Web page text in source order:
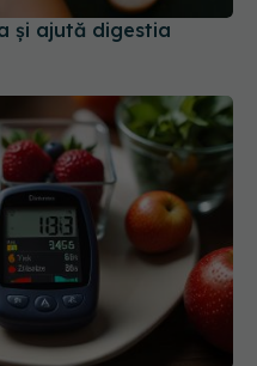
reduce glicemia cu
pentru diabetici